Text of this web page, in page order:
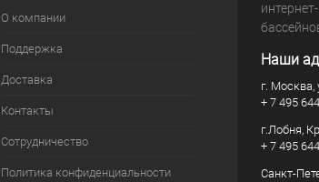
О компании
Поддержка
Доставка
Контакты
Сотрудничество
Политика конфиденциальности
Наши
г. Москва,
+ 7 495
г.Лобня,
+ 7 495
Санкт-